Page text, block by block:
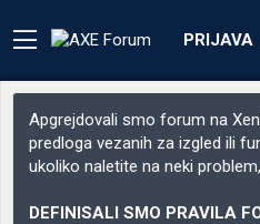
PRIJAVA
Apgrejdovali smo forum na
predloga vezanih za izgled ili
ukoliko naletite na neki
DEFINISALI SMO PRAVILA